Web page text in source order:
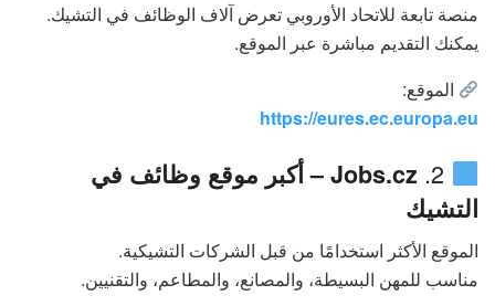
منصة تابعة للاتحاد الأوروبي تعرض آلاف الوظائف في التشيك.
يمكنك التقديم مباشرة عبر الموقع.
الموقع:
https://eures.ec.europa.eu
Jobs.cz – أكبر موقع وظائف في
التشيك
الموقع الأكثر استخدامًا من قبل الشركات التشيكية.
مناسب للمهن البسيطة، والمصانع، والمطاعم، والتقنيين.